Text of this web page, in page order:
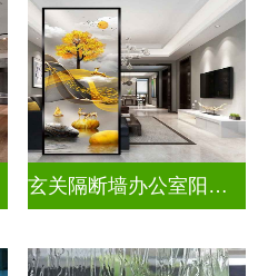
玄关隔断墙办公室阳台挡门玻璃背景墙